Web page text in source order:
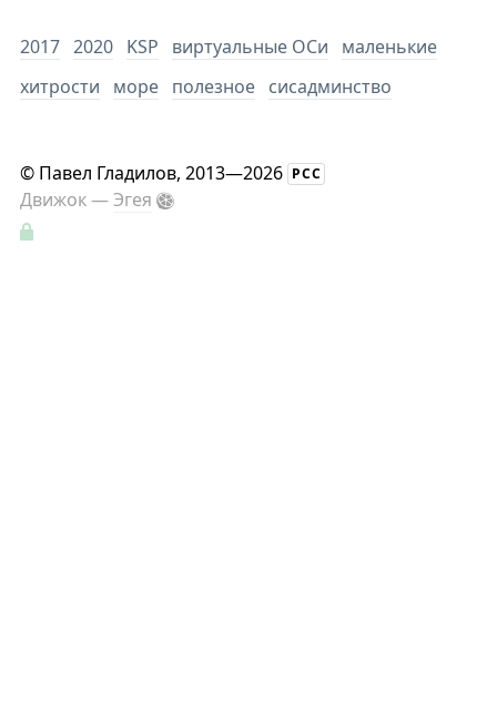
2017 2020 KSP виртуальные ОСи
маленькие
хитрости
море полезное сисадминство
© Павел Гладилов, 2013—2026 РСС
Движок —Эгея